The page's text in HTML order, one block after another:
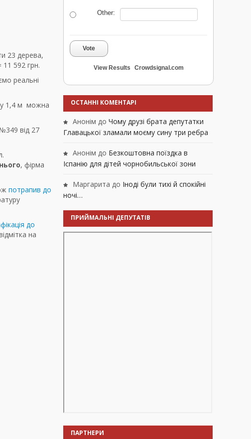
23 дерева,
592 грн.
реальні
1,4 м можна
від 27
, фірма
потрапив до
до
на
Other:
Vote
View Results Crowdsignal.com
ОСТАННІ КОМЕНТАРІ
Анонім до Чому друзі брата депутатки
Главацької зламали моєму сину три ребра
Анонім до Безкоштовна поїздка в
Іспанію для дітей чорнобильської зони
Маргарита до Іноді були тихі й спокійні
ночі…
ПРИЙМАЛЬНІ ДЕПУТАТІВ
ПАРТНЕРИ